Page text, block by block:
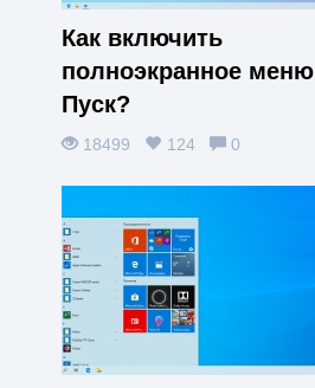
Как включить
полноэкранное меню
Пуск?
18499 124 0